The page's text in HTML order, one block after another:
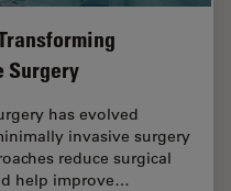
Surgery
has evolved
invasive surgery
reduce surgical
help improve…